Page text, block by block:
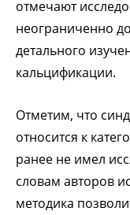
отмечают
неограниченно
детального
кальцификации.
Отметим, что
относится к
ранее не имел
словам авторов
методика